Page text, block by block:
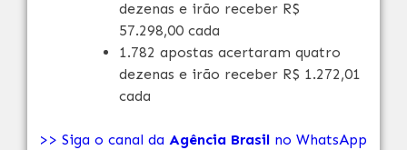
dezenas e irão receber R$
57.298,00 cada
1.782 apostas acertaram quatro
dezenas e irão receber R$ 1.272,01
cada
>> Siga o canal da Agência Brasil no WhatsApp